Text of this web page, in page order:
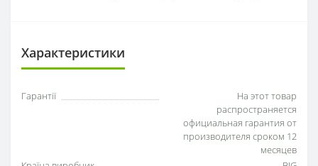
Характеристики
Гарантії
На этот товар
распространяется
официальная гарантия от
производителя сроком 12
месяцев